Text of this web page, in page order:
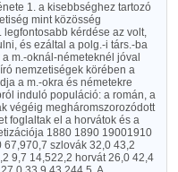
1. a kisebbséghez tartozó
mint közösség
legfontosabb kérdése az volt,
és ezáltal a polg.-i társ.-ba
m.-oknál-németeknél jóval
nemzetiségek körében a
a m.-okra és németekre
induló populáció: a román, a
végéig megháromszorozódott
foglaltak el a horvátok és a
1880 1890 19001910
szlovák 32,0 43,2
9,7 14,522,2 horvát 26,0 42,4